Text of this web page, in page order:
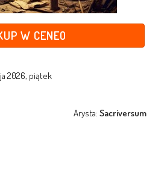
W CENEO
2026, piątek
Arysta:Sacriversum